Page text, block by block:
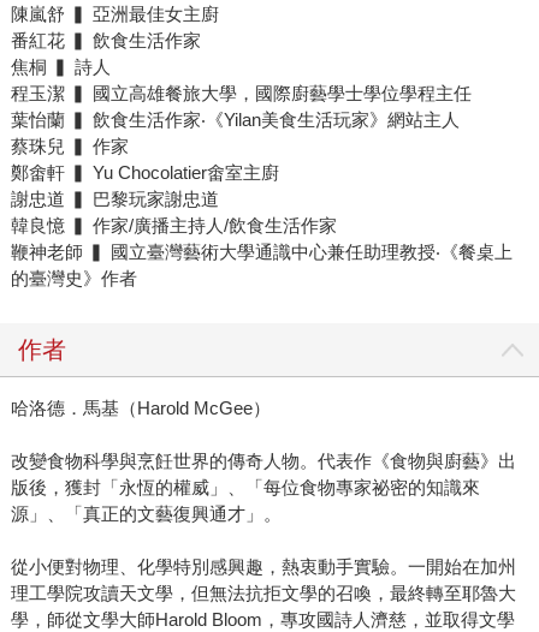
陳嵐舒 ▍ 亞洲最佳女主廚
番紅花 ▍ 飲食生活作家
焦桐 ▍ 詩人
程玉潔 ▍ 國立高雄餐旅大學，國際廚藝學士學位學程主任
葉怡蘭 ▍ 飲食生活作家‧《Yilan美食生活玩家》網站主人
蔡珠兒 ▍ 作家
鄭畬軒 ▍ Yu Chocolatier畬室主廚
謝忠道 ▍ 巴黎玩家謝忠道
韓良憶 ▍ 作家/廣播主持人/飲食生活作家
鞭神老師 ▍ 國立臺灣藝術大學通識中心兼任助理教授‧《餐桌上
的臺灣史》作者
作者
哈洛德．馬基（Harold McGee）
改變食物科學與烹飪世界的傳奇人物。代表作《食物與廚藝》出
版後，獲封「永恆的權威」、「每位食物專家祕密的知識來
源」、「真正的文藝復興通才」。
從小便對物理、化學特別感興趣，熱衷動手實驗。一開始在加州
理工學院攻讀天文學，但無法抗拒文學的召喚，最終轉至耶魯大
學，師從文學大師Harold Bloom，專攻國詩人濟慈，並取得文學